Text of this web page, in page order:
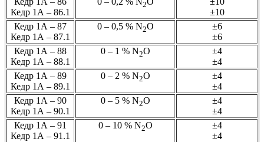
Кедр 1А – 86.1
2
±10
Кедр 1А – 87
Кедр 1А – 87.1
0 – 0,5 % N2О
±6
±6
Кедр 1А – 88
Кедр 1А – 88.1
0 – 1 % N2О
±4
±4
Кедр 1А – 89
Кедр 1А – 89.1
0 – 2 % N2О
±4
±4
Кедр 1А – 90
Кедр 1А – 90.1
0 – 5 % N2О
±4
±4
Кедр 1А – 91
Кедр 1А – 91.1
0 – 10 % N2О
±4
±4